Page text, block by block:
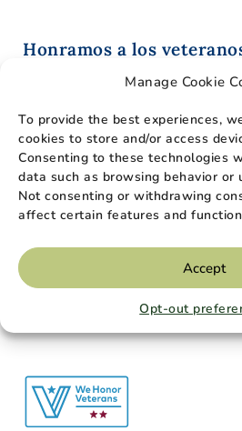
Manage Cookie
To provide the best experiences,
cookies to store and/or access
Consenting to these technologies
data such as browsing behavior or
Not consenting or withdrawing
affect certain features and
Accept
Opt-out
Honramos a los
Los profesionales de Agape
veteranos, sino también
realizados por estas
médicos son conscientes de
desencadenantes de traumas
que pueden existir durante las
incomodidad asociada con el
con el fin de mantener una
cómoda al final de la vida para